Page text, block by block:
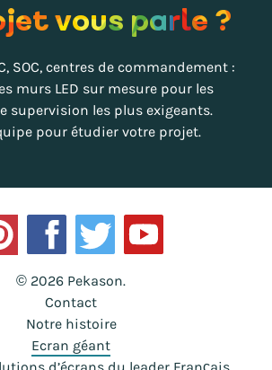
vous parle ?
SOC, centres de commandement :
murs LED sur mesure pour les
supervision les plus exigeants.
pour étudier votre projet.
© 2026 Pekason.
Contact
Notre histoire
Ecran géant